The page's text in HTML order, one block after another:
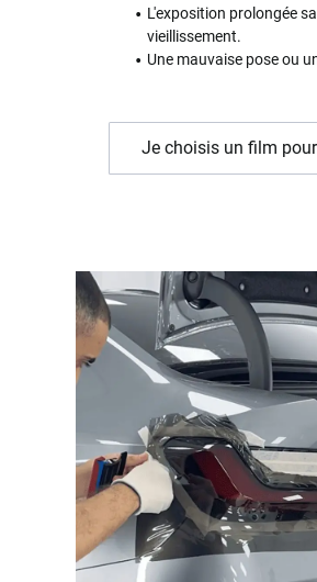
L'exposition prolongée
vieillissement.
Une mauvaise pose ou
Je choisis un film